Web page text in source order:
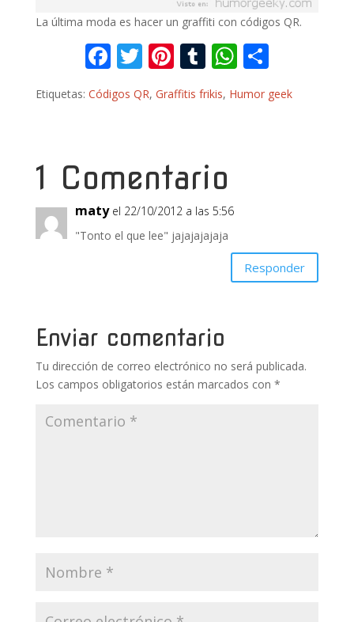
La última moda es hacer un graffiti con códigos QR.
F
ac
e
o
k
T
w
itt
Pi
nt
er
T
u
m
W
at
o
m
Etiquetas: Códigos QR, Graffitis frikis, Humor geek
1 Comentario
maty el 22/10/2012 a las 5:56
"Tonto el que lee" jajajajajaja
Responder
Enviar comentario
Tu dirección de correo electrónico no será publicada.
Los campos obligatorios están marcados con *